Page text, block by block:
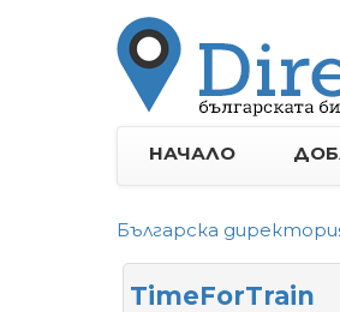
НАЧАЛО
Българска
TimeForTrain